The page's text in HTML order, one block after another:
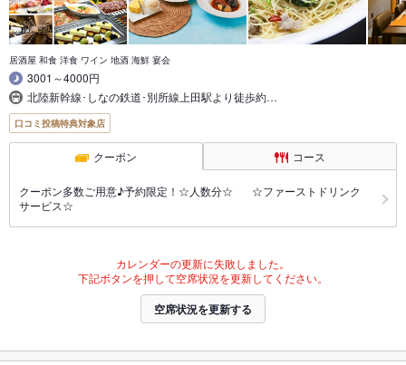
居酒屋 和食 洋食 ワイン 地酒 海鮮 宴会
3001～4000円
北陸新幹線･しなの鉄道･別所線上田駅より徒歩約…
口コミ投稿特典対象店
クーポン コース
クーポン多数ご用意♪予約限定！☆人数分☆ ☆ファーストドリンク
サービス☆
カレンダーの更新に失敗しました。
下記ボタンを押して空席状況を更新してください。
空席状況を更新する